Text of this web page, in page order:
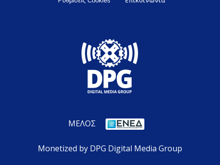
ΜΕΛΟΣ
Monetized by DPG Digital Media Group